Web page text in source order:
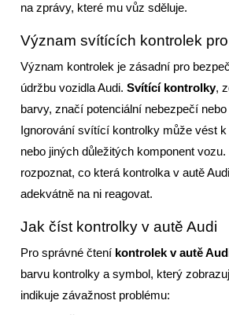
na zprávy, které mu vůz sděluje.
Význam svítících kontrolek
Význam kontrolek je zásadní pro
údržbu vozidla Audi. Svítící kontrolky,
barvy, značí potenciální nebezpečí
Ignorování svítící kontrolky může vést
nebo jiných důležitých komponent
rozpoznat, co která kontrolka v autě
adekvátně na ni reagovat.
Jak číst kontrolky v autě Audi
Pro správné čtení kontrolek v autě
barvu kontrolky a symbol, který
indikuje závažnost problému: